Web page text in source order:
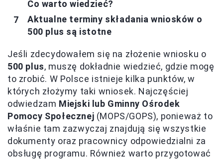
Co warto wiedzieć?
Aktualne terminy składania wniosków o
500 plus są istotne
Jeśli zdecydowałem się na złożenie wniosku o
500 plus, muszę dokładnie wiedzieć, gdzie mogę
to zrobić. W Polsce istnieje kilka punktów, w
których złożymy taki wniosek. Najczęściej
odwiedzam Miejski lub Gminny Ośrodek
Pomocy Społecznej (MOPS/GOPS), ponieważ to
właśnie tam zazwyczaj znajdują się wszystkie
dokumenty oraz pracownicy odpowiedzialni za
obsługę programu. Również warto przygotować